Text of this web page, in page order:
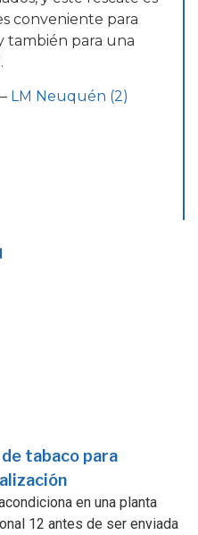
conveniente para
también para una
– LM Neuquén (2)
tabaco para
en una planta
12 antes de ser enviada